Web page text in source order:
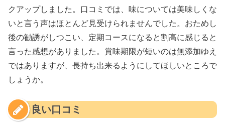
クアップしました。口コミでは、味については美味しくな
いと言う声はほとんど見受けられませんでした。おためし
後の勧誘がしつこい、定期コースになると割高に感じると
言った感想がありました。賞味期限が短いのは無添加ゆえ
ではありますが、長持ち出来るようにしてほしいところで
しょうか。
良い口コミ